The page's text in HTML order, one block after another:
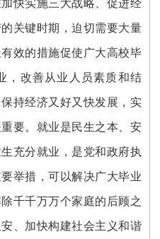
快实施三大战略、促进经
关键时期，迫切需要大量
效的措施促使广大高校毕
，改善从业人员素质和结
持经济又好又快发展，实
要。就业是民生之本、安
充分就业，是党和政府执
举措，可以解决广大毕业
千千万万个家庭的后顾之
、加快构建社会主义和谐